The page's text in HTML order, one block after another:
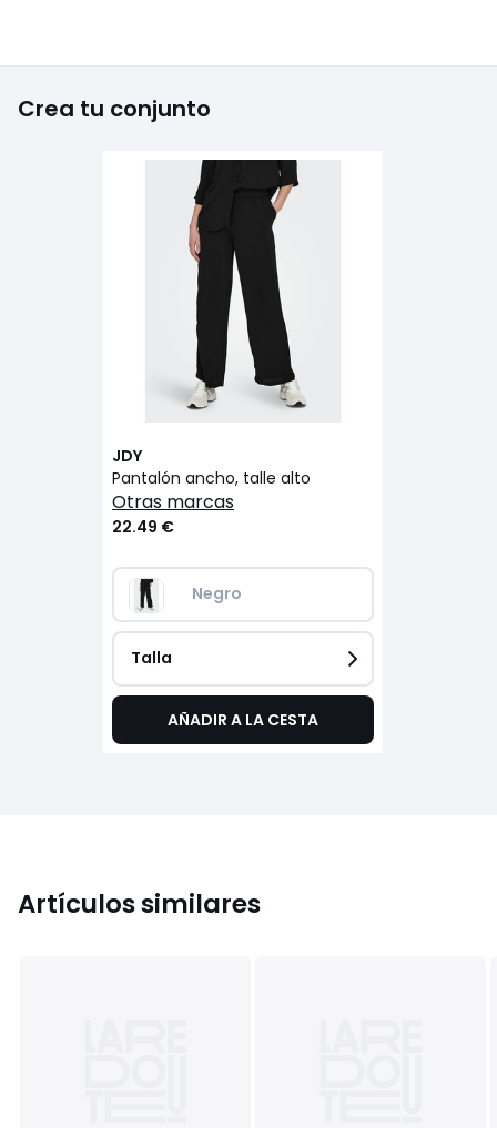
Crea tu conjunto
JDY
Pantalón ancho, talle alto
otras marcas
22.49 €
Negro
Talla
AÑADIR A LA CESTA
Artículos similares